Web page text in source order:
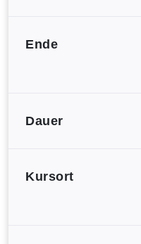
Ende
Dauer
Kursort